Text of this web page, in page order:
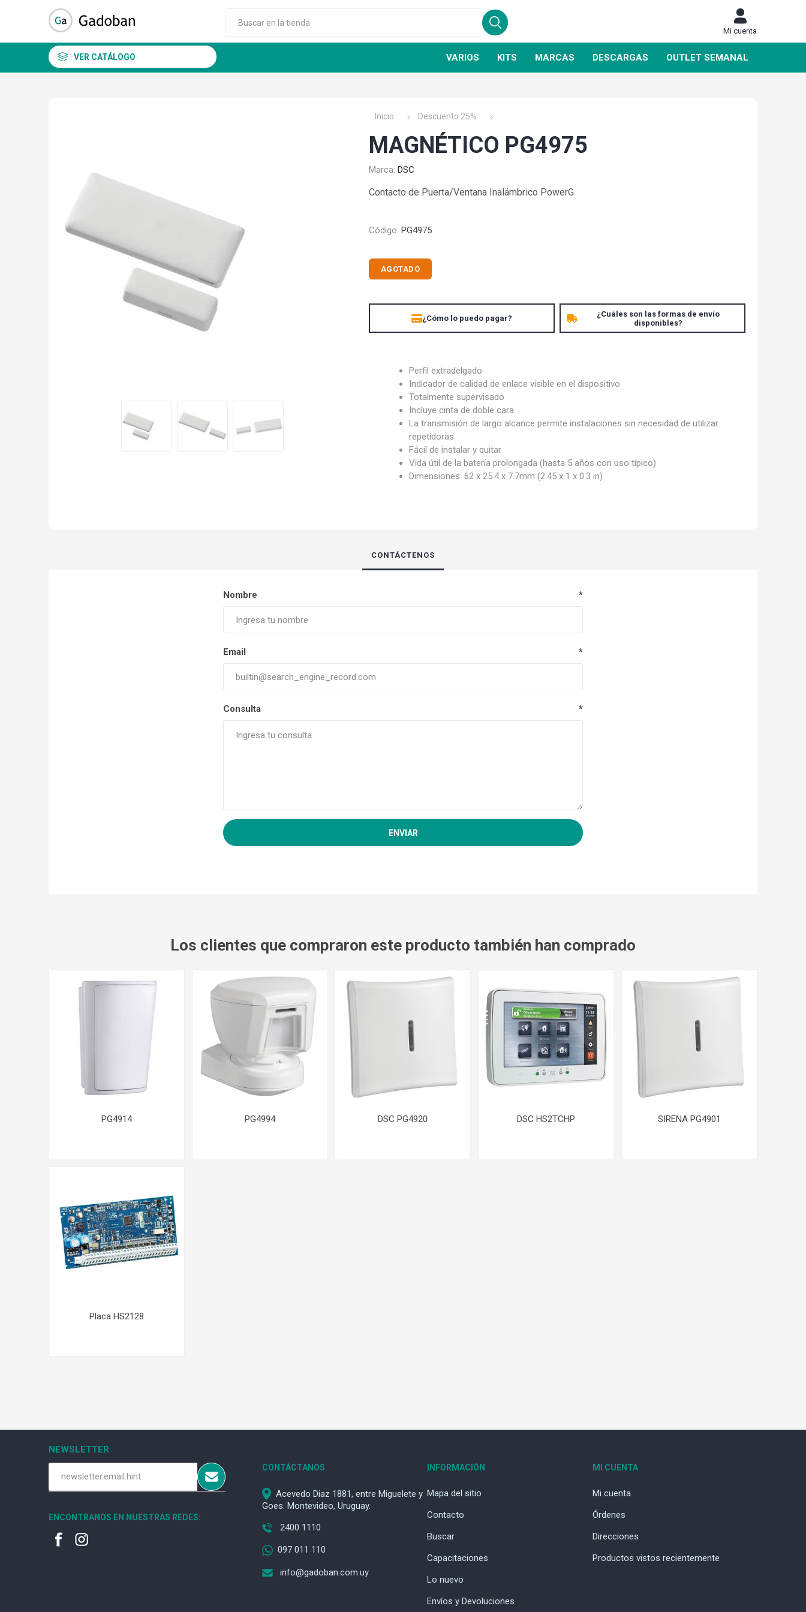
Mi cuenta
VER CATÁLOGO VARIOS KITS MARCAS
DSC
SIMPLEX DX CONTROL
DESCARGAS OUTLET SEMANAL
Inicio Descuento 25%
MAGNÉTICO PG4975
Marca: DSC
Contacto de Puerta/Ventana Inalámbrico PowerG
Código: PG4975
AGOTADO
¿Cómo lo puedo pagar?
¿Cuáles son las formas de envío
disponibles?
Perfil extradelgado
Indicador de calidad de enlace visible en el dispositivo
Totalmente supervisado
Incluye cinta de doble cara
La transmisión de largo alcance permite instalaciones sin necesidad de utilizar
repetidoras
Fácil de instalar y quitar
Vida útil de la batería prolongada (hasta 5 años con uso típico)
Dimensiones: 62 x 25.4 x 7.7mm (2.45 x 1 x 0.3 in)
CONTÁCTENOS
Nombre *
Email *
Consulta *
Los clientes que compraron este producto también han comprado
PG4914 PG4994 DSC PG4920 DSC HS2TCHP SIRENA PG4901
Placa HS2128
NEWSLETTER
ENCONTRANOS EN NUESTRAS REDES:
CONTÁCTANOS
Acevedo Diaz 1881, entre Miguelete y
Goes. Montevideo, Uruguay.
2400 1110
097 011 110
info@gadoban.com.uy
INFORMACIÓN
Mapa del sitio
Contacto
Buscar
Capacitaciones
Lo nuevo
Envíos y Devoluciones
MI CUENTA
Mi cuenta
Órdenes
Direcciones
Productos vistos recientemente